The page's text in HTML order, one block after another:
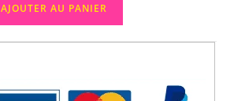
AJOUTER AU PANIER